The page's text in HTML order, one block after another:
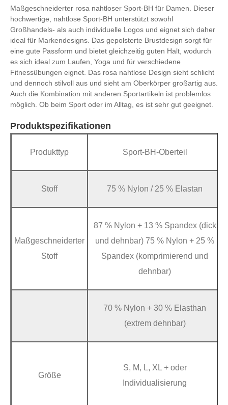
Maßgeschneiderter rosa nahtloser Sport-BH für Damen. Dieser
hochwertige, nahtlose Sport-BH unterstützt sowohl
Großhandels- als auch individuelle Logos und eignet sich daher
ideal für Markendesigns. Das gepolsterte Brustdesign sorgt für
eine gute Passform und bietet gleichzeitig guten Halt, wodurch
es sich ideal zum Laufen, Yoga und für verschiedene
Fitnessübungen eignet. Das rosa nahtlose Design sieht schlicht
und dennoch stilvoll aus und sieht am Oberkörper großartig aus.
Auch die Kombination mit anderen Sportartikeln ist problemlos
möglich. Ob beim Sport oder im Alltag, es ist sehr gut geeignet.
Produktspezifikationen
Produkttyp Sport-BH-Oberteil
Stoff 75 % Nylon / 25 % Elastan
Maßgeschneiderter
Stoff
87 % Nylon + 13 % Spandex (dick
und dehnbar) 75 % Nylon + 25 %
Spandex (komprimierend und
dehnbar)
70 % Nylon + 30 % Elasthan
(extrem dehnbar)
Größe
S, M, L, XL + oder
Individualisierung